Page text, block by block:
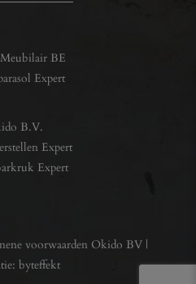
BE
Expert
B.V.
Expert
Expert
voorwaarden Okido BV |
byteffekt